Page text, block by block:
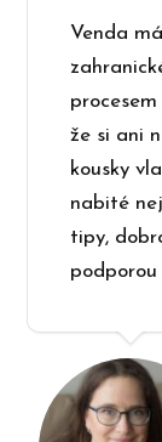
Venda
že si ani
kousky
nabité
tipy,